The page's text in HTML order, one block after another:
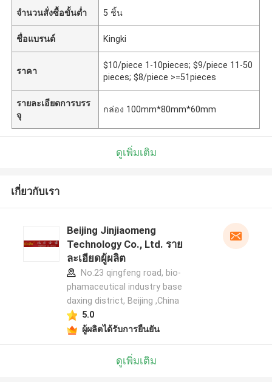
จำนวนสั่งซื้อขั้นต่ำ 5 ชิ้น
ชื่อแบรนด์ Kingki
ราคา
$10/piece 1-10pieces; $9/piece 11-50
pieces; $8/piece >=51pieces
รายละเอียดการบรร
จุ
กล่อง 100mm*80mm*60mm
ดูเพิ่มเติม
เกี่ยวกับเรา
Beijing Jinjiaomeng
Technology Co., Ltd. ราย
ละเอียดผู้ผลิต
No.23 qingfeng road, bio-
phamaceutical industry base
daxing district, Beijing ,China
5.0
ผู้ผลิตได้รับการยืนยัน
ดูเพิ่มเติม